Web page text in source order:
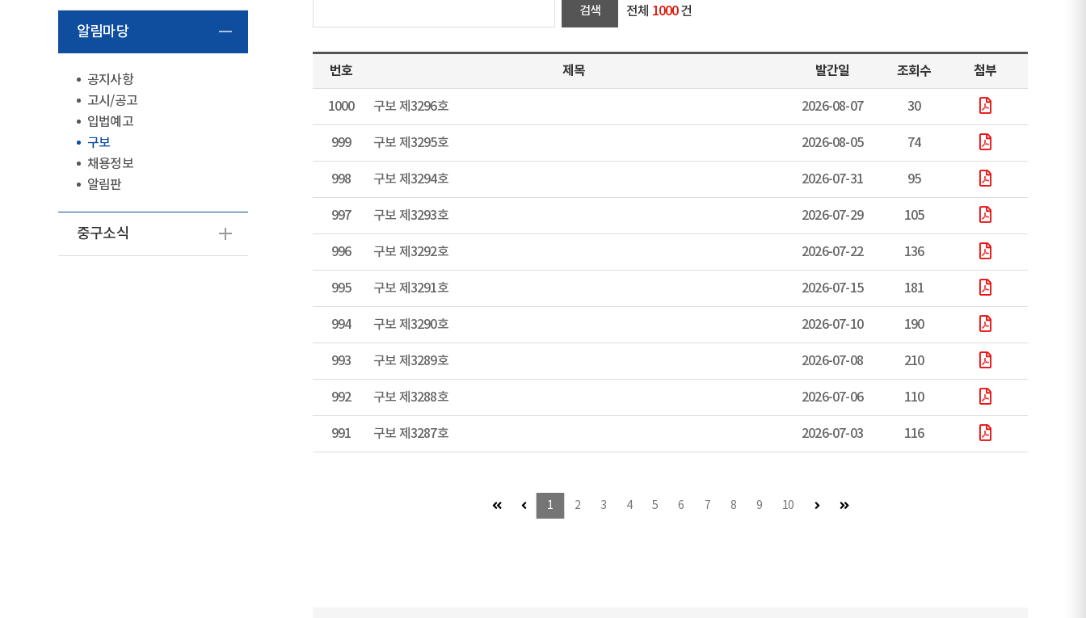
알림마당
공지사항
고시/공고
입법예고
구보
채용정보
알림판
중구소식
전체 1000건
번호 제목 발간일 조회수 첨부
1000 구보 제3296호 2026-08-07 30
999 구보 제3295호 2026-08-05 74
998 구보 제3294호 2026-07-31 95
997 구보 제3293호 2026-07-29 105
996 구보 제3292호 2026-07-22 136
995 구보 제3291호 2026-07-15 181
994 구보 제3290호 2026-07-10 190
993 구보 제3289호 2026-07-08 210
992 구보 제3288호 2026-07-06 110
991 구보 제3287호 2026-07-03 116
첫 페이지 (이동불가)
이전 페이지 (이동불가)
1 2 3 4 5 6 7 8 9 10 다음 페이지마지막 페이지